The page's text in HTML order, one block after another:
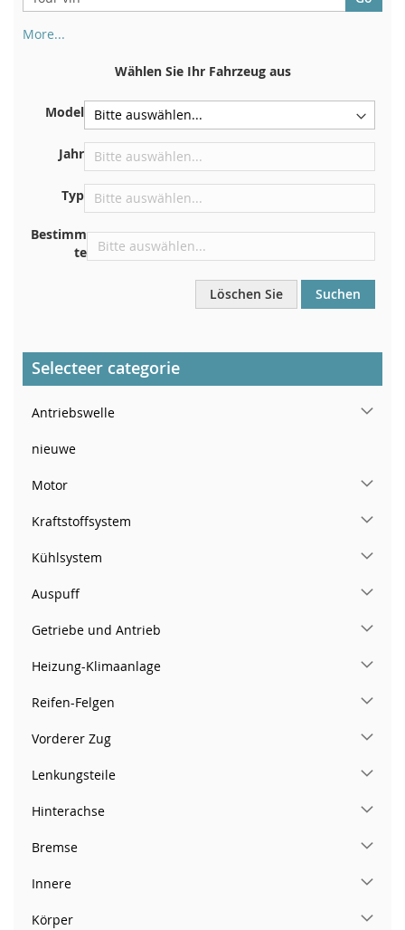
More...
Zulassungsbescheinigung. Und auch im Auto
Auf der Bodenplatte für den rechten Vordersitz
Zentrieren Sie es an der Trennwand unter der Haube
Direkt im Motorraum
Armaturenbrett
Wählen Sie Ihr Fahrzeug aus
Model
Jahr
Typ
Bestimm
te
Löschen Sie Suchen
Selecteer categorie
Antriebswelle
nieuwe
Motor
Kraftstoffsystem
Kühlsystem
Auspuff
Getriebe und Antrieb
Heizung-Klimaanlage
Reifen-Felgen
Vorderer Zug
Lenkungsteile
Hinterachse
Bremse
Innere
Körper